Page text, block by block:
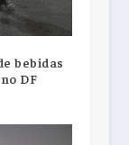
bebidas
DF